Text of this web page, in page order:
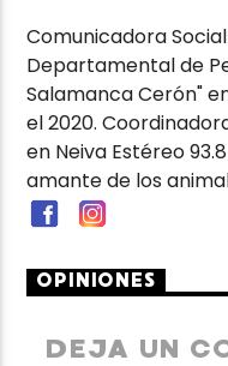
Comunicadora
Departamental de
Salamanca Cerón"
el 2020.
en Neiva Estéreo
amante de los
OPINIONES
DEJA UN